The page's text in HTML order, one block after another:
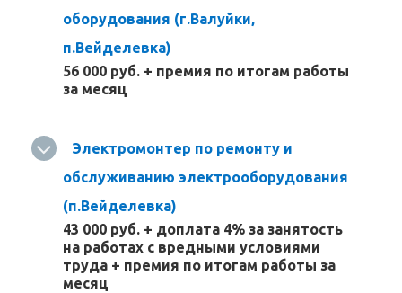
оборудования (г.Валуйки,
п.Вейделевка)
56 000 руб. + премия по итогам работы
за месяц
Электромонтер по ремонту и
обслуживанию электрооборудования
(п.Вейделевка)
43 000 руб. + доплата 4% за занятость
на работах с вредными условиями
труда + премия по итогам работы за
месяц